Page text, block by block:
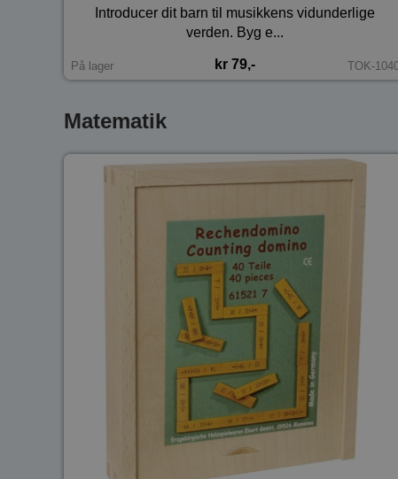
Introducer dit barn til musikkens vidunderlige
verden. Byg e...
På lager kr 79,- TOK-
Matematik